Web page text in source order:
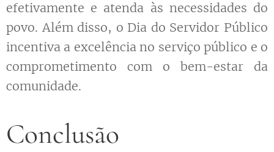
efetivamente e atenda às necessidades do
povo. Além disso, o Dia do Servidor Público
incentiva a excelência no serviço público e o
comprometimento com o bem-estar da
comunidade.
Conclusão